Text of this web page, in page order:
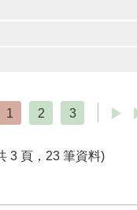
1 2 3
3 頁，23 筆資料)